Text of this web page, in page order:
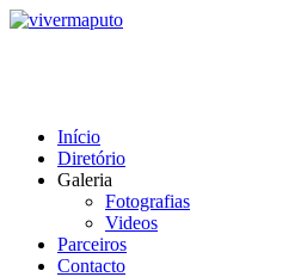
Início
Diretório
Galeria
Fotografias
Videos
Parceiros
Contacto